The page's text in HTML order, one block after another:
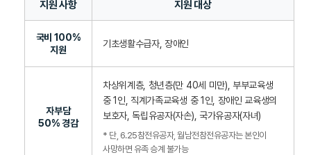
지원 사항 지원 대상
국비 100%
지원
기초생활수급자, 장애인
자부담
50% 경감
차상위계층, 청년층(만 40세 미만), 부부교육생
중 1인, 직계가족교육생 중 1인, 장애인 교육생의
보호자, 독립유공자(자손), 국가유공자(자녀)
* 단, 6.25참전유공자, 월남전참전유공자는 본인이
사망하면 유족 승계 불가능